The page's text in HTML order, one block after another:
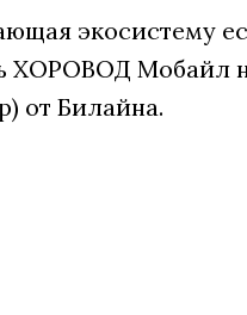
экосистему
ХОРОВОД Мобайл
от Билайна.